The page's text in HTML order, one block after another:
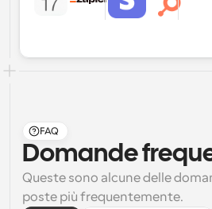
FAQ
Domande
Queste sono alcune delle
poste più frequentemente.